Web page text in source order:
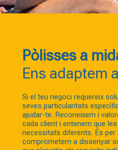
Pòlisses a
Ens adaptem
Si el teu negoci requereix
seves particularitats
ajudar-te. Reconeixem i
cada client i entenem que
necessitats diferents. És per
comprometem a dissenyar